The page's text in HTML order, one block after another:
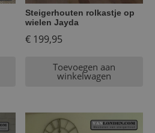
Steigerhouten rolkastje op
wielen Jayda
€ 199,95
Toevoegen aan
winkelwagen